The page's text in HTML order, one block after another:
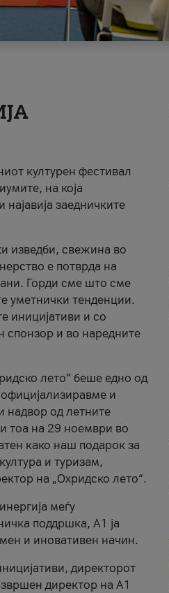
културен фестивал
на која
заедничките
изведби, свежина во
е потврда на
Горди сме што сме
уметнички тенденции.
иницијативи и со
спонзор и во наредните
лето” беше едно од
и
надвор од летните
тоа на 29 ноември во
како наш подарок за
и туризам,
на „Охридско лето“.
меѓу
поддршка, A1 ја
и иновативен начин.
директорот
директор на A1